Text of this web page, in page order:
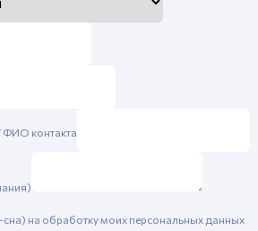
ФИО контакта
сна) на обработку моих персональных данных